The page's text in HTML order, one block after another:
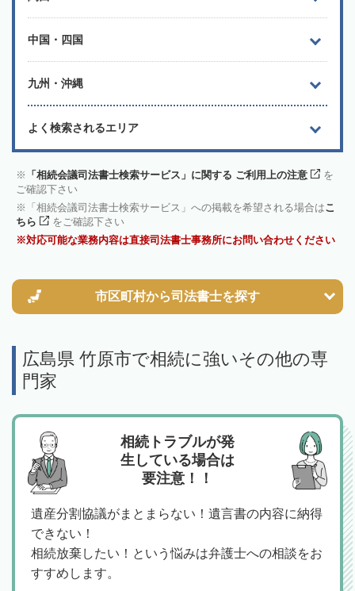
中国・四国
九州・沖縄
よく検索されるエリア
「相続会議司法書士検索サービス」に関する ご利用上の注意
を
ご確認下さい
「相続会議司法書士検索サービス」への掲載を希望される場合はこ
ちら
をご確認下さい
対応可能な業務内容は直接司法書士事務所にお問い合わせください
市区町村から司法書士を探す
広島県 竹原市で相続に強いその他の専
門家
相続トラブルが発
生している場合は
要注意！！
遺産分割協議がまとまらない！遺言書の内容に納得
できない！
相続放棄したい！という悩みは弁護士への相談をお
すすめします。